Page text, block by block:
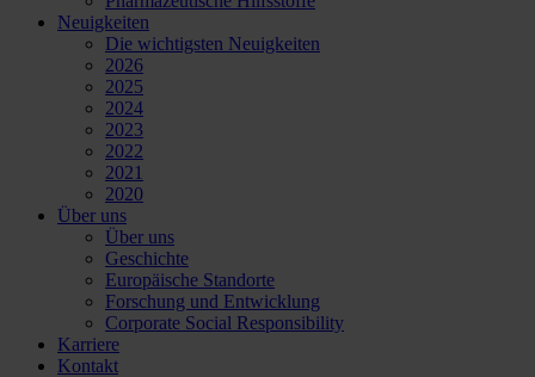
Neuigkeiten
Die wichtigsten Neuigkeiten
2026
2025
2024
2023
2022
2021
2020
Über uns
Über uns
Geschichte
Europäische Standorte
Forschung und Entwicklung
Corporate Social Responsibility
Karriere
Kontakt